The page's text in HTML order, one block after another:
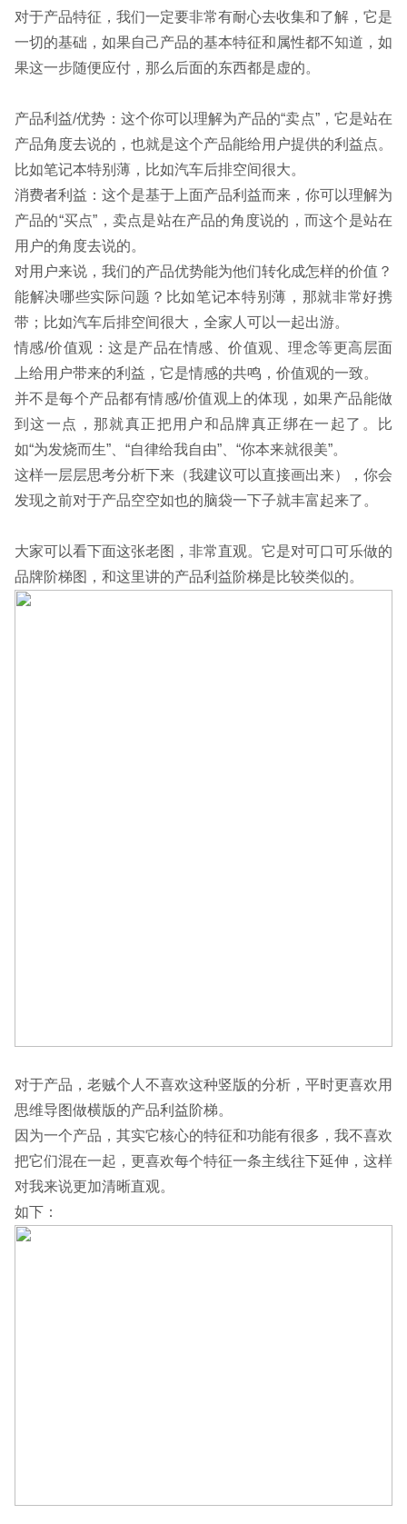
对于产品特征，我们一定要非常有耐心去收集和了解，它是
一切的基础，如果自己产品的基本特征和属性都不知道，如
果这一步随便应付，那么后面的东西都是虚的。
产品利益/优势：这个你可以理解为产品的“卖点”，它是站在
产品角度去说的，也就是这个产品能给用户提供的利益点。
比如笔记本特别薄，比如汽车后排空间很大。
消费者利益：这个是基于上面产品利益而来，你可以理解为
产品的“买点”，卖点是站在产品的角度说的，而这个是站在
用户的角度去说的。
对用户来说，我们的产品优势能为他们转化成怎样的价值？
能解决哪些实际问题？比如笔记本特别薄，那就非常好携
带；比如汽车后排空间很大，全家人可以一起出游。
情感/价值观：这是产品在情感、价值观、理念等更高层面
上给用户带来的利益，它是情感的共鸣，价值观的一致。
并不是每个产品都有情感/价值观上的体现，如果产品能做
到这一点，那就真正把用户和品牌真正绑在一起了。比
如“为发烧而生”、“自律给我自由”、“你本来就很美”。
这样一层层思考分析下来（我建议可以直接画出来），你会
发现之前对于产品空空如也的脑袋一下子就丰富起来了。
大家可以看下面这张老图，非常直观。它是对可口可乐做的
品牌阶梯图，和这里讲的产品利益阶梯是比较类似的。
对于产品，老贼个人不喜欢这种竖版的分析，平时更喜欢用
思维导图做横版的产品利益阶梯。
因为一个产品，其实它核心的特征和功能有很多，我不喜欢
把它们混在一起，更喜欢每个特征一条主线往下延伸，这样
对我来说更加清晰直观。
如下：